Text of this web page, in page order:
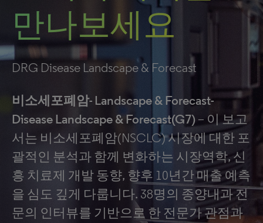
만나보세요
DRG Disease Landscape & Forecast
비소세포폐암- Landscape & Forecast-
Disease Landscape & Forecast(G7)– 이 보고
서는 비소세포폐암(NSCLC) 시장에 대한 포
괄적인 분석과 함께 변화하는 시장역학, 신
흥 치료제 개발 동향, 향후 10년간 매출 예측
을 심도 깊게 다룹니다. 38명의 종양내과 전
문의 인터뷰를 기반으로 한 전문가 관점과